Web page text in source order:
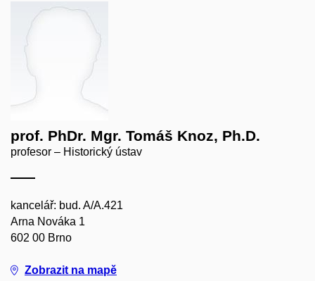
prof. PhDr. Mgr. Tomáš Knoz, Ph.D.
profesor – Historický ústav
kancelář: bud. A/A.421
Arna Nováka 1
602 00 Brno
Zobrazit na mapě